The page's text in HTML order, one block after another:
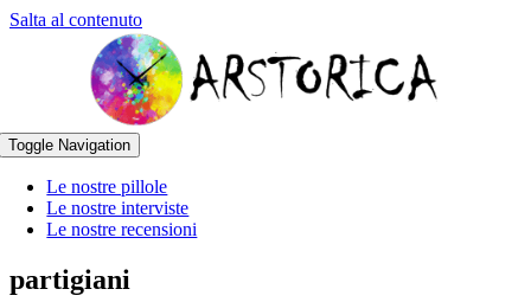
Salta al contenuto
Toggle Navigation
Le nostre pillole
Le nostre interviste
Le nostre recensioni
partigiani